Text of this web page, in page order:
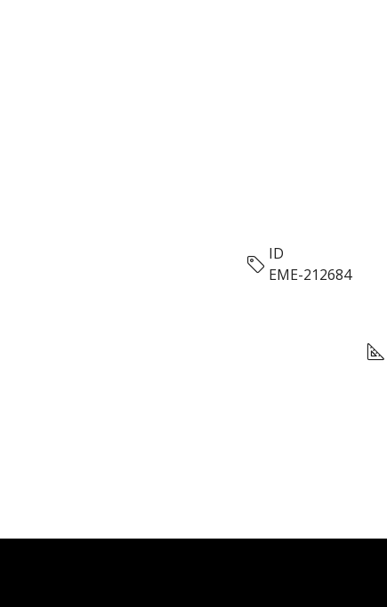
ID
EME-212684